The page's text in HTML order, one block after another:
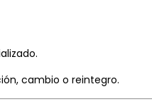
cambio o reintegro.